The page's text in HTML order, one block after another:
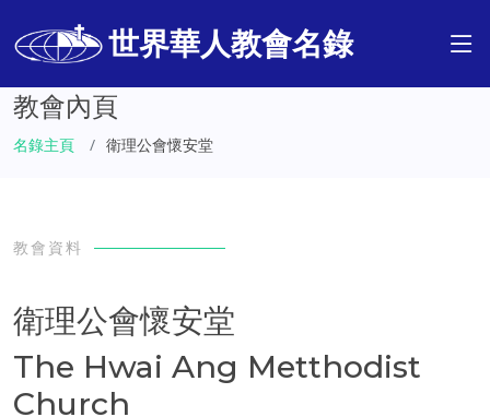
世界華人教會名錄
教會內頁
名錄主頁 衛理公會懷安堂
教會資料
衛理公會懷安堂
The Hwai Ang Metthodist
Church